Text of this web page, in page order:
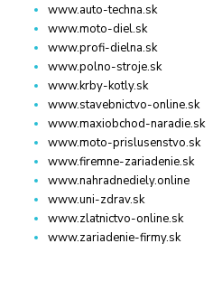
www.auto-techna.sk
www.moto-diel.sk
www.profi-dielna.sk
www.polno-stroje.sk
www.krby-kotly.sk
www.stavebnictvo-online.sk
www.maxiobchod-naradie.sk
www.moto-prislusenstvo.sk
www.firemne-zariadenie.sk
www.nahradnediely.online
www.uni-zdrav.sk
www.zlatnictvo-online.sk
www.zariadenie-firmy.sk